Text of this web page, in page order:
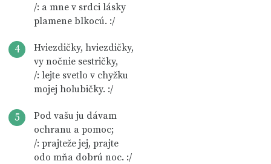
/: a mne v srdci lásky
plamene blkocú. :/
4
Hviezdičky, hviezdičky,
vy nočnie sestričky,
/: lejte svetlo v chyžku
mojej holubičky. :/
5
Pod vašu ju dávam
ochranu a pomoc;
/: prajteže jej, prajte
odo mňa dobrú noc. :/